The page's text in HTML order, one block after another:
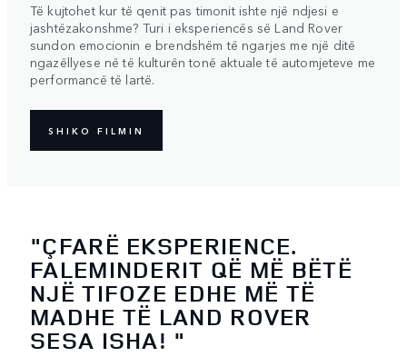
Të kujtohet kur të qenit pas timonit ishte një ndjesi e
jashtëzakonshme? Turi i eksperiencës së Land Rover
sundon emocionin e brendshëm të ngarjes me një ditë
ngazëllyese në të kulturën tonë aktuale të automjeteve me
performancë të lartë.
SHIKO FILMIN
"ÇFARË EKSPERIENCE.
FALEMINDERIT QË MË BËTË
NJË TIFOZE EDHE MË TË
MADHE TË LAND ROVER
SESA ISHA! "